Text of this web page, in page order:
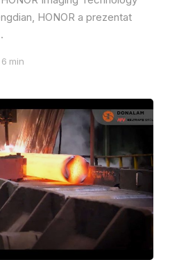
HONOR a prezentat
6 min